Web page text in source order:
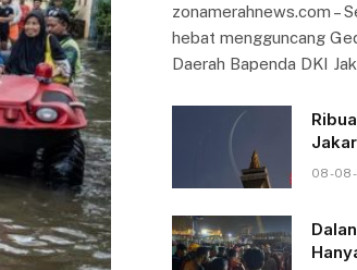
zonamerahnews.com –
hebat mengguncang
Daerah Bapenda DKI
08-